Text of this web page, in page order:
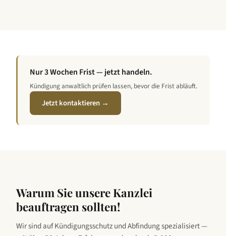
Nur 3 Wochen Frist — jetzt handeln.
Kündigung anwaltlich prüfen lassen, bevor die Frist abläuft.
Jetzt kontaktieren →
Warum Sie unsere Kanzlei
beauftragen sollten!
Wir sind auf Kündigungsschutz und Abfindung spezialisiert —